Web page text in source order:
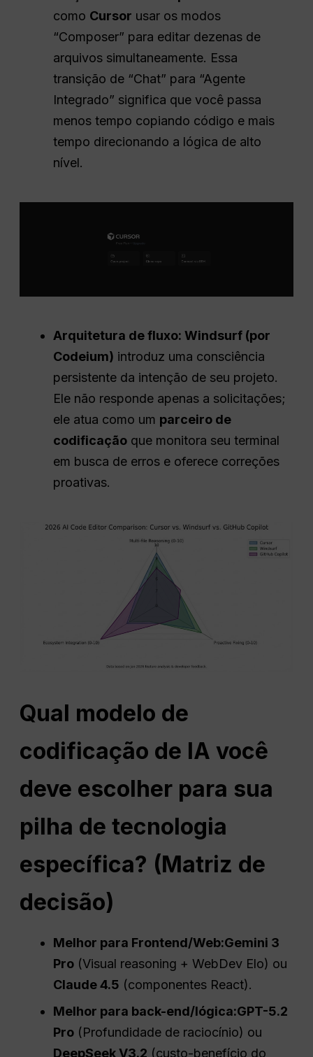
como Cursor usar os modos
“Composer” para editar dezenas de
arquivos simultaneamente. Essa
transição de “Chat” para “Agente
Integrado” significa que você passa
menos tempo copiando código e mais
tempo direcionando a lógica de alto
nível.
Arquitetura de fluxo: Windsurf (por
Codeium) introduz uma consciência
persistente da intenção de seu projeto.
Ele não responde apenas a solicitações;
ele atua como um parceiro de
codificação que monitora seu terminal
em busca de erros e oferece correções
proativas.
Qual modelo de
codificação de IA você
deve escolher para sua
pilha de tecnologia
específica? (Matriz de
decisão)
Melhor para Frontend/Web:Gemini 3
Pro (Visual reasoning + WebDev Elo) ou
Claude 4.5 (componentes React).
Melhor para back-end/lógica:GPT-5.2
Pro (Profundidade de raciocínio) ou
DeepSeek V3.2 (custo-benefício do